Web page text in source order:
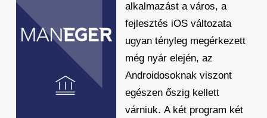
alkalmazást a város, a
fejlesztés iOS változata
ugyan tényleg megérkezett
még nyár elején, az
Androidosoknak viszont
egészen őszig kellett
várniuk. A két program két